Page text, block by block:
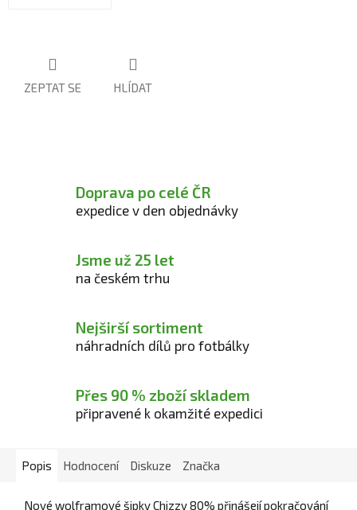
ZEPTAT SE HLÍDAT
Doprava po celé ČR
expedice v den objednávky
Jsme už 25 let
na českém trhu
Nejširší sortiment
náhradních dílů pro fotbálky
Přes 90 % zboží skladem
připravené k okamžité expedici
Popis Hodnocení Diskuze Značka
Nové wolframové šipky Chizzy 80% přinášejí pokračování